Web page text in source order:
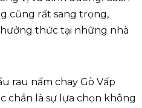
cũng rất sang trọng,
thức tại những nhà
rau nấm chay Gò Vấp
chắn là sự lựa chọn không